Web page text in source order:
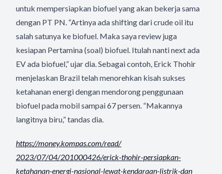
untuk mempersiapkan biofuel yang akan bekerja sama
dengan PT PN. “Artinya ada shifting dari crude oil itu
salah satunya ke biofuel. Maka saya review juga
kesiapan Pertamina (soal) biofuel. Itulah nanti next ada
EV ada biofuel,” ujar dia. Sebagai contoh, Erick Thohir
menjelaskan Brazil telah menorehkan kisah sukses
ketahanan energi dengan mendorong penggunaan
biofuel pada mobil sampai 67 persen. “Makannya
langitnya biru,” tandas dia.
https://money.kompas.com/read/
2023/07/04/201000426/erick-thohir-persiapkan-
ketahanan-energi-nasional-lewat-kendaraan-listrik-dan